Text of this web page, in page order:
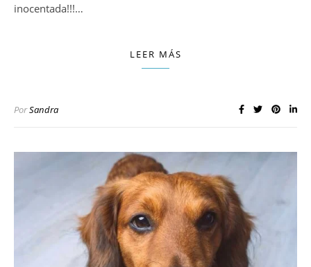
inocentada!!!…
LEER MÁS
PorSandra